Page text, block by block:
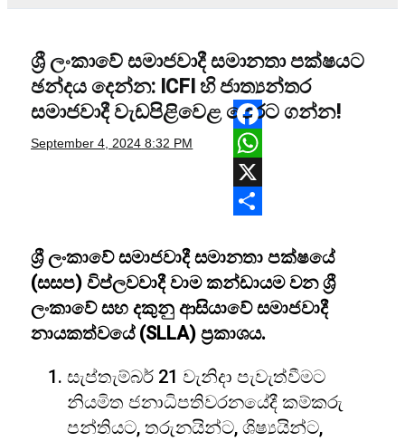
ශ්‍රී ලංකාවේ සමාජවාදී සමානතා පක්ෂයට
ඡන්දය දෙන්න: ICFI හි ජාත්‍යන්තර
සමාජවාදී වැඩපිළිවෙළ පෙරට ගන්න!
September 4, 2024 8:32 PM
Facebook
WhatsApp
X
ශ්‍රී ලංකාවේ සමාජවාදී සමානතා පක්ෂයේ
(සසප) විප්ලවවාදී වාම කන්ඩායම වන ශ්‍රී
ලංකාවේ සහ දකුනු ආසියාවේ සමාජවාදී
නායකත්වයේ (SLLA) ප්‍රකාශය.
සැප්තැම්බර් 21 වැනිදා පැවැත්වීමට
නියමිත ජනාධිපතිවරනයේදී කම්කරු
පන්තියට, තරුනයින්ට, ශිෂ්‍යයින්ට,